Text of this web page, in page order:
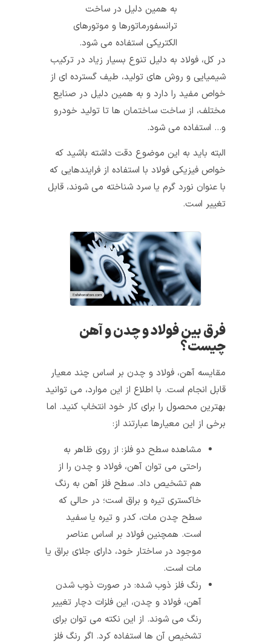
به همین دلیل در ساخت
ترانسفورماتورها و موتورهای
الکتریکی استفاده می‌ شود.
در کل، فولاد به دلیل تنوع بسیار زیاد در ترکیب
شیمیایی و روش‌ های تولید، طیف گسترده‌ ای از
خواص مفید را دارد و به همین دلیل در صنایع
مختلف، از ساخت ساختمان‌ ها تا تولید خودرو
و… استفاده می شود.
البته باید به این موضوع دقت داشته باشید که
خواص فیزیکی فولاد با استفاده از فرایندهایی که
با عنوان نورد گرم یا سرد شناخته می شوند، قابل
تغییر است.
فرق بین فولاد و چدن و آهن
چیست؟
مقایسه آهن، فولاد و چدن بر اساس چند معیار
قابل انجام است. با اطلاع از این موارد، می توانید
بهترین محصول را برای کار خود انتخاب کنید. اما
برخی از این معیارها عبارتند از:
مشاهده سطح دو فلز: از روی ظاهر به
راحتی می توان آهن، فولاد و چدن را از
هم تشخیص داد. سطح فلز آهن به رنگ
خاکستری تیره و براق است؛ در حالی که
سطح چدن مات، کدر و تیره یا سفید
است. همچنین فولاد بر اساس عناصر
موجود در ساختار خود، دارای جلای براق یا
رنگ فلز ذوب شده: در صورت ذوب شدن
آهن، فولاد و چدن، این فلزات دچار تغییر
رنگ می شوند. از این نکته می توان برای
تشخیص آن ها استفاده کرد. اگر رنگ فلز